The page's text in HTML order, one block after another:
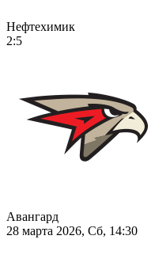
Нефтехимик
2:5
Авангард
28 марта 2026, Сб, 14:30